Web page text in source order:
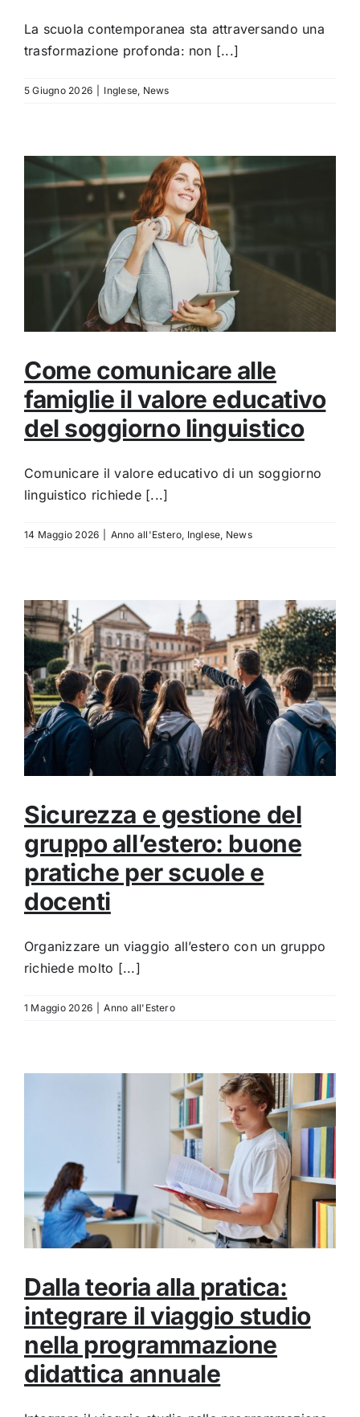
La scuola contemporanea sta attraversando una
trasformazione profonda: non [...]
5 Giugno 2026 Inglese, News
Come comunicare alle
famiglie il valore educativo
del soggiorno linguistico
Comunicare il valore educativo di un soggiorno
linguistico richiede [...]
14 Maggio 2026 Anno all'Estero, Inglese, News
Sicurezza e gestione del
gruppo all’estero: buone
pratiche per scuole e
docenti
Organizzare un viaggio all’estero con un gruppo
richiede molto [...]
1 Maggio 2026 Anno all'Estero
Dalla teoria alla pratica:
integrare il viaggio studio
nella programmazione
didattica annuale